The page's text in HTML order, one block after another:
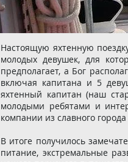
Настоящую яхтенную
молодых девушек, для
предполагает, а Бог
включая капитана и 5
яхтенный капитан (наш
молодыми ребятами и
компании из славного
В итоге получилось
питание, экстремальные